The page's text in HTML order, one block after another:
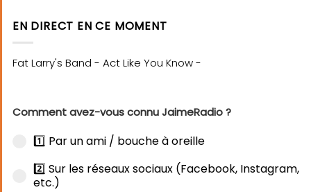
EN DIRECT EN CE MOMENT
Comment avez-vous connu JaimeRadio ?
1️⃣ Par un ami / bouche à oreille
2️⃣ Sur les réseaux sociaux (Facebook, Instagram,
etc.)